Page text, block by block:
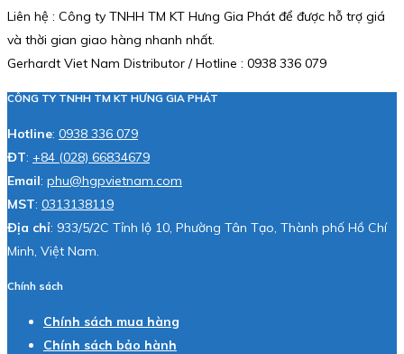
Liên hệ : Công ty TNHH TM KT Hưng Gia Phát để được hỗ trợ giá
và thời gian giao hàng nhanh nhất.
Gerhardt Viet Nam Distributor / Hotline : 0938 336 079
CÔNG TY TNHH TM KT HƯNG GIA PHÁT
Hotline: 0938 336 079
ĐT: +84 (028) 66834679
Email: phu@hgpvietnam.com
MST: 0313138119
Địa chỉ: 933/5/2C Tỉnh lộ 10, Phường Tân Tạo, Thành phố Hồ Chí
Minh, Việt Nam.
Chính sách
Chính sách mua hàng
Chính sách bảo hành